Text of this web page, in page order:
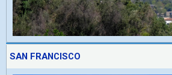
SAN FRANCISCO